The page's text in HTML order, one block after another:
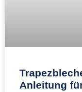
Anleitung